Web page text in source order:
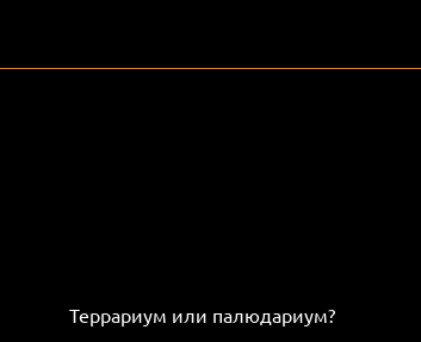
Террариум или палюдариум?